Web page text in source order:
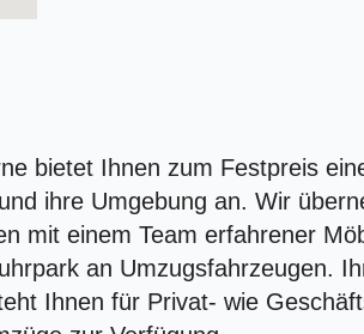
bietet Ihnen zum Festpreis
ihre Umgebung an. Wir
mit einem Team erfahrener
an Umzugsfahrzeugen.
Ihnen für Privat- wie